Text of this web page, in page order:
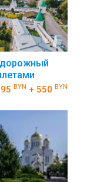
BYN + 550 BYN